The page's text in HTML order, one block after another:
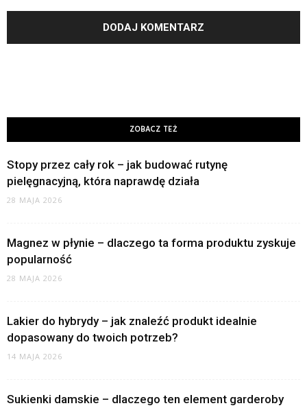
ZOBACZ TEŻ
Stopy przez cały rok – jak budować rutynę
pielęgnacyjną, która naprawdę działa
28 MAJA 2026
Magnez w płynie – dlaczego ta forma produktu zyskuje
popularność
28 MAJA 2026
Lakier do hybrydy – jak znaleźć produkt idealnie
dopasowany do twoich potrzeb?
14 MAJA 2026
Sukienki damskie – dlaczego ten element garderoby